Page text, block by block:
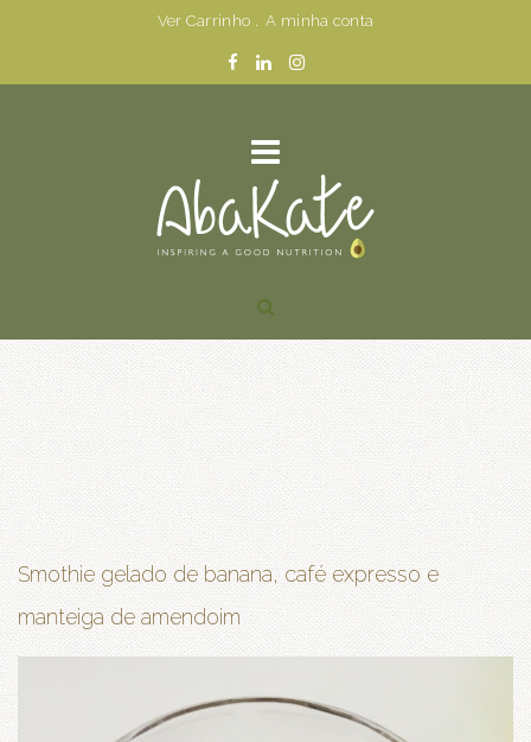
Ver Carrinho .A minha conta
Smothie gelado de banana, café expresso e
manteiga de amendoim